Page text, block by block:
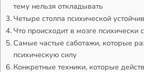
тему нельзя откладывать
Четыре столпа психической
Что происходит в мозге психически
Самые частые саботажи, которые
психическую силу
Конкретные техники, которые